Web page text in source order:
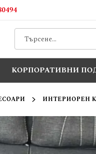
КОРПОРАТИВНИ
ИНТЕРИОРЕН